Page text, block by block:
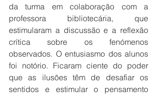
da turma em colaboração com a
professora bibliotecária, que
estimularam a discussão e a reflexão
crítica sobre os fenómenos
observados. O entusiasmo dos alunos
foi notório. Ficaram ciente do poder
que as ilusões têm de desafiar os
sentidos e estimular o pensamento